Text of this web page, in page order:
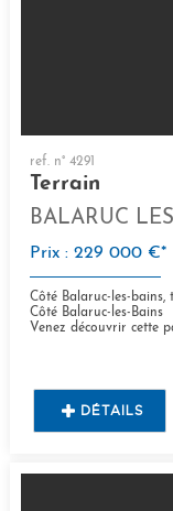
ref. n° 4291
Terrain
BALARUC
Prix : 229 000 €*
Côté Balaruc-les-Bains
Venez découvrir cette
DÉTAILS